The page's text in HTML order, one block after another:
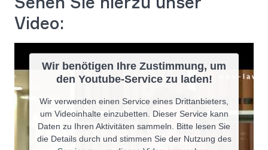
Video:
Wir benötigen Ihre Zustimmung, um
den Youtube-Service zu laden!
Wir verwenden einen Service eines Drittanbieters,
um Videoinhalte einzubetten. Dieser Service kann
Daten zu Ihren Aktivitäten sammeln. Bitte lesen Sie
die Details durch und stimmen Sie der Nutzung des